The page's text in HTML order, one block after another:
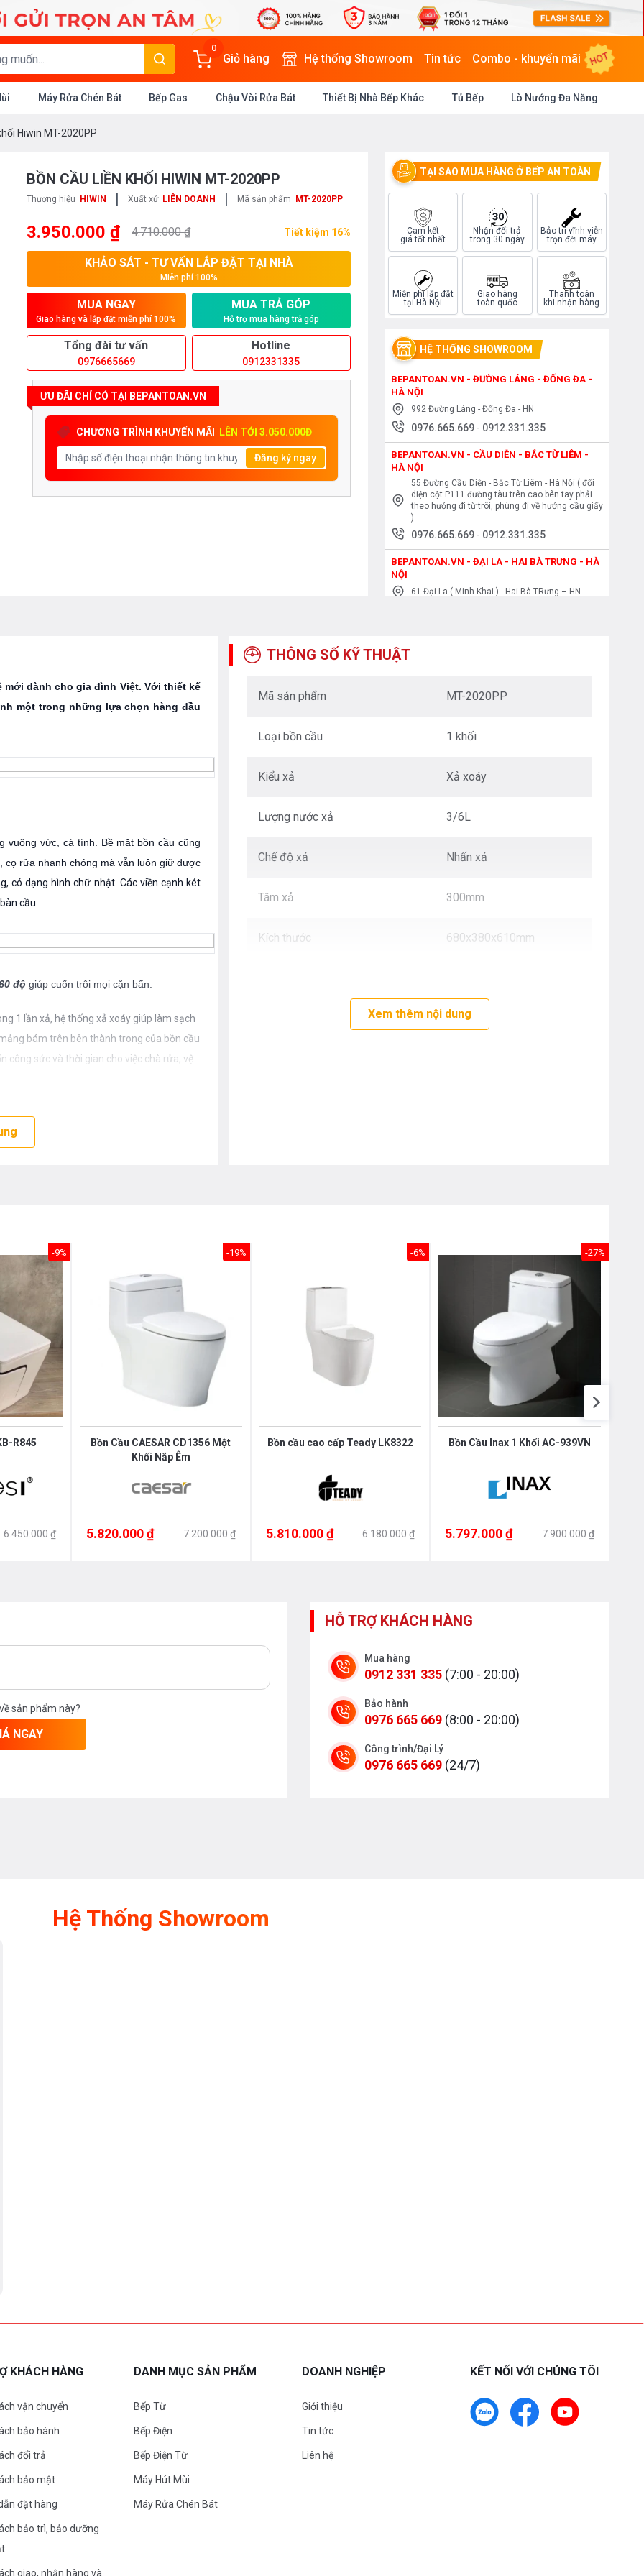
0
Giỏ hàng Hệ thống Showroom Tin tức Combo - khuyến mãi HOT
Máy Rửa Chén Bát Bếp Gas Chậu Vòi Rửa Bát Thiết Bị Nhà Bếp Khác Tủ Bếp Lò Nướng Đa Năng
Hiwin MT-2020PP
BỒN CẦU LIỀN KHỐI HIWIN MT-2020PP
Thương hiệu HIWIN | Xuất xứ LIÊN DOANH | Mã sản phẩm MT-2020PP
3.950.000 ₫ 4.710.000 ₫ Tiết kiệm 16%
KHẢO SÁT - TƯ VẤN LẮP ĐẶT TẠI NHÀ
Miễn phí 100%
MUA NGAY
Giao hàng và lắp đặt miễn phí 100%
MUA TRẢ GÓP
Hỗ trợ mua hàng trả góp
Tổng đài tư vấn
0976665669
Hotline
0912331335
ƯU ĐÃI CHỈ CÓ TẠI BEPANTOAN.VN
CHƯƠNG TRÌNH KHUYẾN MÃI LÊN TỚI 3.050.000Đ
Đăng ký ngay
TẠI SAO MUA HÀNG Ở BẾP AN TOÀN
Cam kết
giá tốt nhất
Nhận đổi trả
trong 30 ngày
Bảo trì vĩnh viễn
trọn đời máy
Miễn phí lắp đặt
tại Hà Nội
Giao hàng
toàn quốc
Thanh toán
khi nhận hàng
HỆ THỐNG SHOWROOM
BEPANTOAN.VN - ĐƯỜNG LÁNG - ĐỐNG ĐA -
HÀ NỘI
992 Đường Láng - Đống Đa - HN
0976.665.669 - 0912.331.335
BEPANTOAN.VN - CẦU DIỄN - BẮC TỪ LIÊM -
HÀ NỘI
55 Đường Cầu Diễn - Bắc Từ Liêm - Hà Nội ( đối
diện cột P111 đường tàu trên cao bên tay phải
theo hướng đi từ trôi, phùng đi về hướng cầu giấy
)
0976.665.669 - 0912.331.335
BEPANTOAN.VN - ĐẠI LA - HAI BÀ TRƯNG - HÀ
NỘI
61 Đại La ( Minh Khai ) - Hai Bà TRưng – HN
XUÂN - HÀ NỘI
Căn 08 - TT1.4 Khu Dự Án Calyx Residence
0976.665.669 -
BIÊN - HÀ NỘI
BẾP AN TOÀN SÓC SƠN
mới dành cho gia đình Việt. Với thiết kế
một trong những lựa chọn hàng đầu
vức, cá tính. Bề mặt bồn cầu cũng
rửa nhanh chóng mà vẫn luôn giữ được
có dạng hình chữ nhật. Các viền cạnh két
cầu.
độ giúp cuốn trôi mọi cặn bẩn.
1 lần xả, hệ thống xả xoáy giúp làm sạch
bám trên bên thành trong của bồn cầu
công sức và thời gian cho việc chà rửa, vệ
khi giật xả nước bồn cầu cũng như tiếng
đi rất nhiều, giúp tiết kiệm nước mà vẫn
lo tiếng ồn.
Nhựa PP trong suốt, không
hơn 100 độ C. Có tính chất chống thấm 02,
làm nắp bồn cầu thật sự rất đảm bảo sức
chi phí tối đa dễ dàng lựa chọn lượng
THÔNG SỐ KỸ THUẬT
Mã sản phẩm MT-2020PP
Loại bồn cầu 1 khối
Kiểu xả Xả xoáy
Lượng nước xả 3/6L
Chế độ xả Nhấn xả
Tâm xả 300mm
Kích thước 680x380x610mm
Xem thêm nội dung
-9%
R845
6.450.000 ₫
-19%
Bồn Cầu CAESAR CD1356 Một
Khối Nắp Êm
5.820.000 ₫ 7.200.000 ₫
-6%
Bồn cầu cao cấp Teady LK8322
5.810.000 ₫ 6.180.000 ₫
-27%
Bồn Cầu Inax 1 Khối AC-939VN
5.797.000 ₫ 7.900.000 ₫
sản phẩm này?
NGAY
HỖ TRỢ KHÁCH HÀNG
Mua hàng
0912 331 335 (7:00 - 20:00)
Bảo hành
0976 665 669 (8:00 - 20:00)
Công trình/Đại Lý
0976 665 669 (24/7)
Hệ Thống Showroom
KHÁCH HÀNG
vận chuyển
bảo hành
đổi trả
bảo mật
đặt hàng
bảo trì, bảo dưỡng
giao, nhận hàng và
DANH MỤC SẢN PHẨM
Bếp Từ
Bếp Điện
Bếp Điện Từ
Máy Hút Mùi
Máy Rửa Chén Bát
DOANH NGHIỆP
Giới thiệu
Tin tức
Liên hệ
KẾT NỐI VỚI CHÚNG TÔI